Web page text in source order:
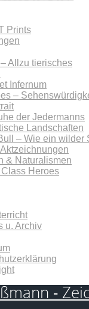
Prints
Allzu tierisches
Infernum
–
der Jedermanns
Landschaften
– Wie ein wilder
& Naturalismen
Heroes
u. Archiv
-